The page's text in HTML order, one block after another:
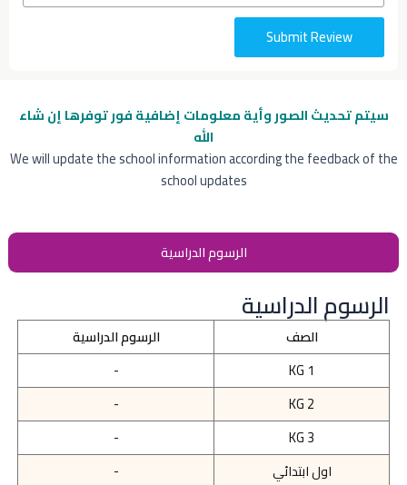
سيتم تحديث الصور وأية معلومات إضافيةفور توفرها إن شاء
الله
We will update the school information according the feedback of the
school updates
الرسوم الدراسية
الرسوم الدراسية
الصف
الرسوم الدراسية
KG 1
-
KG 2
-
KG 3
-
اول ابتدائي
-
Submit Review